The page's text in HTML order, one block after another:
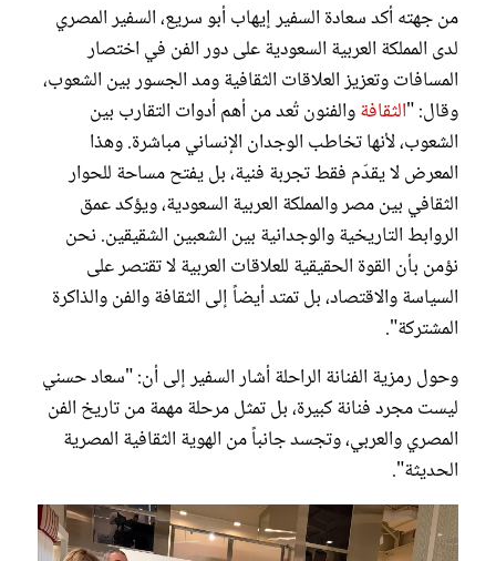
من جهته أكد سعادة السفير إيهاب أبو سريع، السفير المصري
لدى المملكة العربية السعودية على دور الفن في اختصار
المسافات وتعزيز العلاقات الثقافية ومد الجسور بين الشعوب،
وقال: "الثقافةوالفنون تُعد من أهم أدوات التقارب بين
الشعوب، لأنها تخاطب الوجدان الإنساني مباشرة. وهذا
المعرض لا يقدّم فقط تجربة فنية، بل يفتح مساحة للحوار
الثقافي بين مصر والمملكة العربية السعودية، ويؤكد عمق
الروابط التاريخية والوجدانية بين الشعبين الشقيقين. نحن
نؤمن بأن القوة الحقيقية للعلاقات العربية لا تقتصر على
السياسة والاقتصاد، بل تمتد أيضاً إلى الثقافة والفن والذاكرة
المشتركة".
وحول رمزية الفنانة الراحلة أشار السفير إلى أن: "سعاد حسني
ليست مجرد فنانة كبيرة، بل تمثل مرحلة مهمة من تاريخ الفن
المصري والعربي، وتجسد جانباً من الهوية الثقافية المصرية
الحديثة".